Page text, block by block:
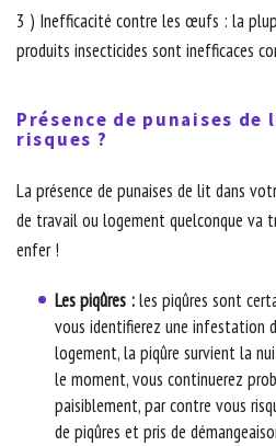
3 ) Inefficacité contre les œufs : la
produits insecticides sont inefficaces
Présence de punaises
risques ?
La présence de punaises de lit dans
de travail ou logement quelconque va
enfer !
Les piqûres :les piqûres sont
vous identifierez une infestation
logement, la piqûre survient la
le moment, vous continuerez
paisiblement, par contre vous
de piqûres et pris de